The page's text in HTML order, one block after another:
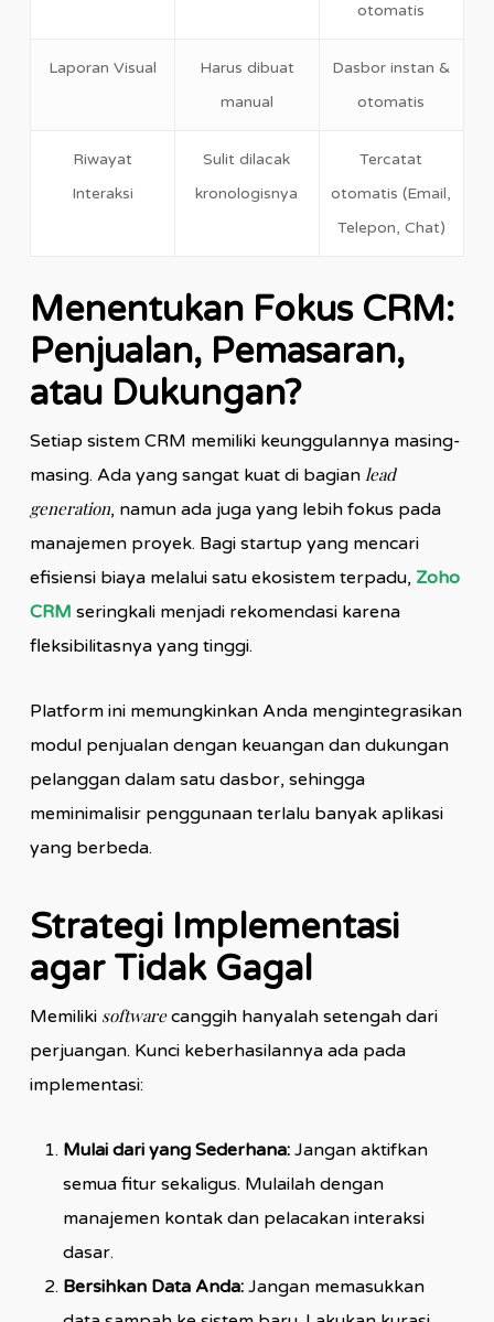
otomatis
Laporan Visual
Harus dibuat
manual
Dasbor instan &
otomatis
Riwayat
Interaksi
Sulit dilacak
kronologisnya
Tercatat
otomatis (Email,
Telepon, Chat)
Menentukan Fokus CRM:
Penjualan, Pemasaran,
atau Dukungan?
Setiap sistem CRM memiliki keunggulannya masing-
masing. Ada yang sangat kuat di bagian lead
generation, namun ada juga yang lebih fokus pada
manajemen proyek. Bagi startup yang mencari
efisiensi biaya melalui satu ekosistem terpadu, Zoho
CRM seringkali menjadi rekomendasi karena
fleksibilitasnya yang tinggi.
Platform ini memungkinkan Anda mengintegrasikan
modul penjualan dengan keuangan dan dukungan
pelanggan dalam satu dasbor, sehingga
meminimalisir penggunaan terlalu banyak aplikasi
yang berbeda.
Strategi Implementasi
agar Tidak Gagal
Memiliki softwarecanggih hanyalah setengah dari
perjuangan. Kunci keberhasilannya ada pada
implementasi:
Mulai dari yang Sederhana:Jangan aktifkan
semua fitur sekaligus. Mulailah dengan
manajemen kontak dan pelacakan interaksi
dasar.
Bersihkan Data Anda:Jangan memasukkan